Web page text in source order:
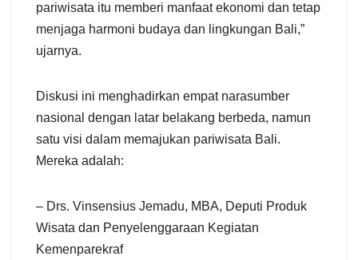
pariwisata itu memberi manfaat ekonomi dan tetap
menjaga harmoni budaya dan lingkungan Bali,”
ujarnya.
Diskusi ini menghadirkan empat narasumber
nasional dengan latar belakang berbeda, namun
satu visi dalam memajukan pariwisata Bali.
Mereka adalah:
– Drs. Vinsensius Jemadu, MBA, Deputi Produk
Wisata dan Penyelenggaraan Kegiatan
Kemenparekraf